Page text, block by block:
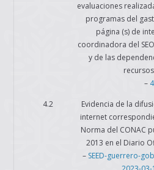
evaluaciones
programas del
página (s) de
coordinadora del
y de las
–
4.2
Evidencia de la
internet
Norma del CONAC
2013 en el Diario
– SEED-guerrero-